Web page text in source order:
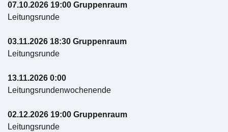
07.10.2026 19:00 Gruppenraum
Leitungsrunde
03.11.2026 18:30 Gruppenraum
Leitungsrunde
13.11.2026 0:00
Leitungsrundenwochenende
02.12.2026 19:00 Gruppenraum
Leitungsrunde